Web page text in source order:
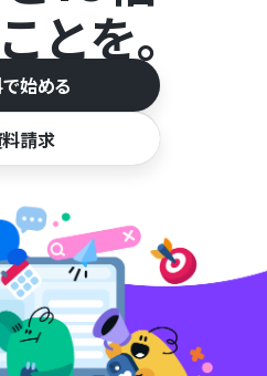
とを。
始める
請求